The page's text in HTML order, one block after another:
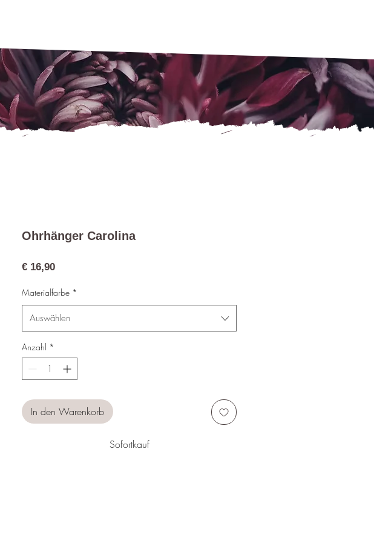
Ohrhänger Carolina
€ 16,90Preis
Materialfarbe *
Auswählen
Anzahl *
In den Warenkorb
Sofortkauf